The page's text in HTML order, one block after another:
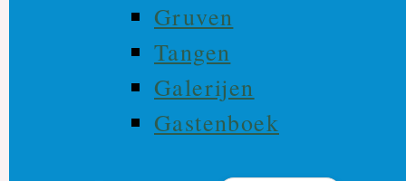
Gruven
Tangen
Galerijen
Gastenboek